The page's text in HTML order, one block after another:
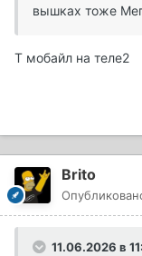
вышках тоже
Т мобайл на теле2
Brito
11.06.2026 в